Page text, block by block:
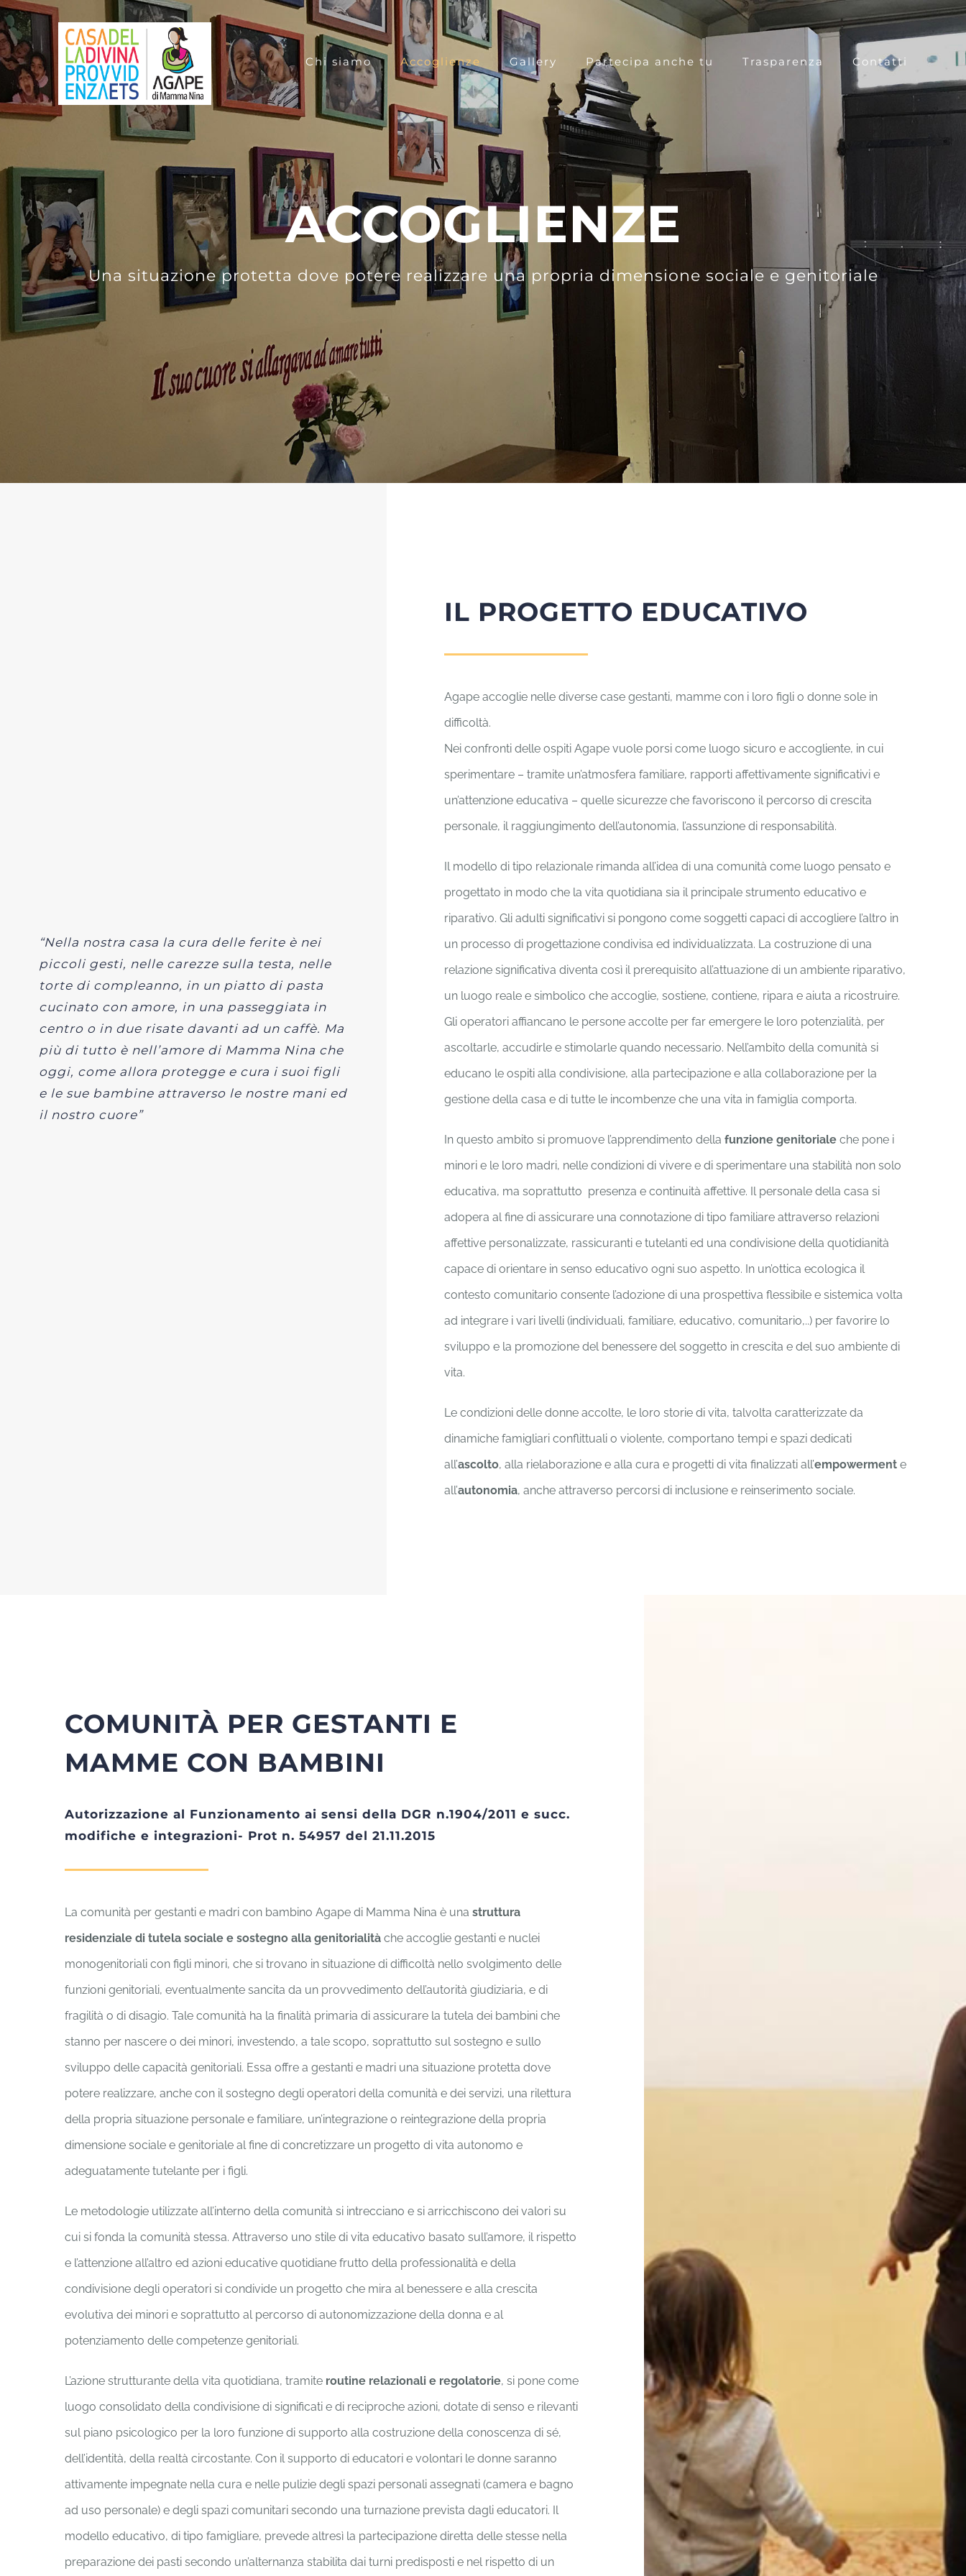
Skip
to
content
Chi siamo Accoglienze Gallery Partecipa anche tu Trasparenza Contatti
ACCOGLIENZE
Una situazione protetta dove potere realizzare una propria dimensione sociale e genitoriale
“Nella nostra casa la cura delle ferite è nei
piccoli gesti, nelle carezze sulla testa, nelle
torte di compleanno, in un piatto di pasta
cucinato con amore, in una passeggiata in
centro o in due risate davanti ad un caffè. Ma
più di tutto è nell’amore di Mamma Nina che
oggi, come allora protegge e cura i suoi figli
e le sue bambine attraverso le nostre mani ed
il nostro cuore”
IL PROGETTO EDUCATIVO
Agape accoglie nelle diverse case gestanti, mamme con i loro figli o donne sole in
difficoltà.
Nei confronti delle ospiti Agape vuole porsi come luogo sicuro e accogliente, in cui
sperimentare – tramite un’atmosfera familiare, rapporti affettivamente significativi e
un’attenzione educativa – quelle sicurezze che favoriscono il percorso di crescita
personale, il raggiungimento dell’autonomia, l’assunzione di responsabilità.
Il modello di tipo relazionale rimanda all’idea di una comunità come luogo pensato e
progettato in modo che la vita quotidiana sia il principale strumento educativo e
riparativo. Gli adulti significativi si pongono come soggetti capaci di accogliere l’altro in
un processo di progettazione condivisa ed individualizzata. La costruzione di una
relazione significativa diventa così il prerequisito all’attuazione di un ambiente riparativo,
un luogo reale e simbolico che accoglie, sostiene, contiene, ripara e aiuta a ricostruire.
Gli operatori affiancano le persone accolte per far emergere le loro potenzialità, per
ascoltarle, accudirle e stimolarle quando necessario. Nell’ambito della comunità si
educano le ospiti alla condivisione, alla partecipazione e alla collaborazione per la
gestione della casa e di tutte le incombenze che una vita in famiglia comporta.
In questo ambito si promuove l’apprendimento dellafunzione genitoriale che pone i
minori e le loro madri, nelle condizioni di vivere e di sperimentare una stabilità non solo
educativa, ma soprattutto presenza e continuità affettive. Il personale della casa si
adopera al fine di assicurare una connotazione di tipo familiare attraverso relazioni
affettive personalizzate, rassicuranti e tutelanti ed una condivisione della quotidianità
capace di orientare in senso educativo ogni suo aspetto. In un’ottica ecologica il
contesto comunitario consente l’adozione di una prospettiva flessibile e sistemica volta
ad integrare i vari livelli (individuali, familiare, educativo, comunitario,..) per favorire lo
sviluppo e la promozione del benessere del soggetto in crescita e del suo ambiente di
vita.
Le condizioni delle donne accolte, le loro storie di vita, talvolta caratterizzate da
dinamiche famigliari conflittuali o violente, comportano tempi e spazi dedicati
all’ascolto, alla rielaborazione e alla cura e progetti di vita finalizzati all’empowerment e
all’autonomia, anche attraverso percorsi di inclusione e reinserimento sociale.
COMUNITÀ PER GESTANTI E
MAMME CON BAMBINI
Autorizzazione al Funzionamento ai sensi della DGR n.1904/2011 e succ.
modifiche e integrazioni- Prot n. 54957 del 21.11.2015
La comunità per gestanti e madri con bambino Agape di Mamma Nina è una struttura
residenziale di tutela sociale e sostegno alla genitorialità che accoglie gestanti e nuclei
monogenitoriali con figli minori, che si trovano in situazione di difficoltà nello svolgimento delle
funzioni genitoriali, eventualmente sancita da un provvedimento dell’autorità giudiziaria, e di
fragilità o di disagio. Tale comunità ha la finalità primaria di assicurare la tutela dei bambini che
stanno per nascere o dei minori, investendo, a tale scopo, soprattutto sul sostegno e sullo
sviluppo delle capacità genitoriali. Essa offre a gestanti e madri una situazione protetta dove
potere realizzare, anche con il sostegno degli operatori della comunità e dei servizi, una rilettura
della propria situazione personale e familiare, un’integrazione o reintegrazione della propria
dimensione sociale e genitoriale al fine di concretizzare un progetto di vita autonomo e
adeguatamente tutelante per i figli.
Le metodologie utilizzate all’interno della comunità si intrecciano e si arricchiscono dei valori su
cui si fonda la comunità stessa. Attraverso uno stile di vita educativo basato sull’amore, il rispetto
e l’attenzione all’altro ed azioni educative quotidiane frutto della professionalità e della
condivisione degli operatori si condivide un progetto che mira al benessere e alla crescita
evolutiva dei minori e soprattutto al percorso di autonomizzazione della donna e al
potenziamento delle competenze genitoriali.
L’azione strutturante della vita quotidiana, tramite routine relazionali e regolatorie, si pone come
luogo consolidato della condivisione di significati e di reciproche azioni, dotate di senso e rilevanti
sul piano psicologico per la loro funzione di supporto alla costruzione della conoscenza di sé,
dell’identità, della realtà circostante. Con il supporto di educatori e volontari le donne saranno
attivamente impegnate nella cura e nelle pulizie degli spazi personali assegnati (camera e bagno
ad uso personale) e degli spazi comunitari secondo una turnazione prevista dagli educatori. Il
modello educativo, di tipo famigliare, prevede altresì la partecipazione diretta delle stesse nella
preparazione dei pasti secondo un’alternanza stabilita dai turni predisposti e nel rispetto di un